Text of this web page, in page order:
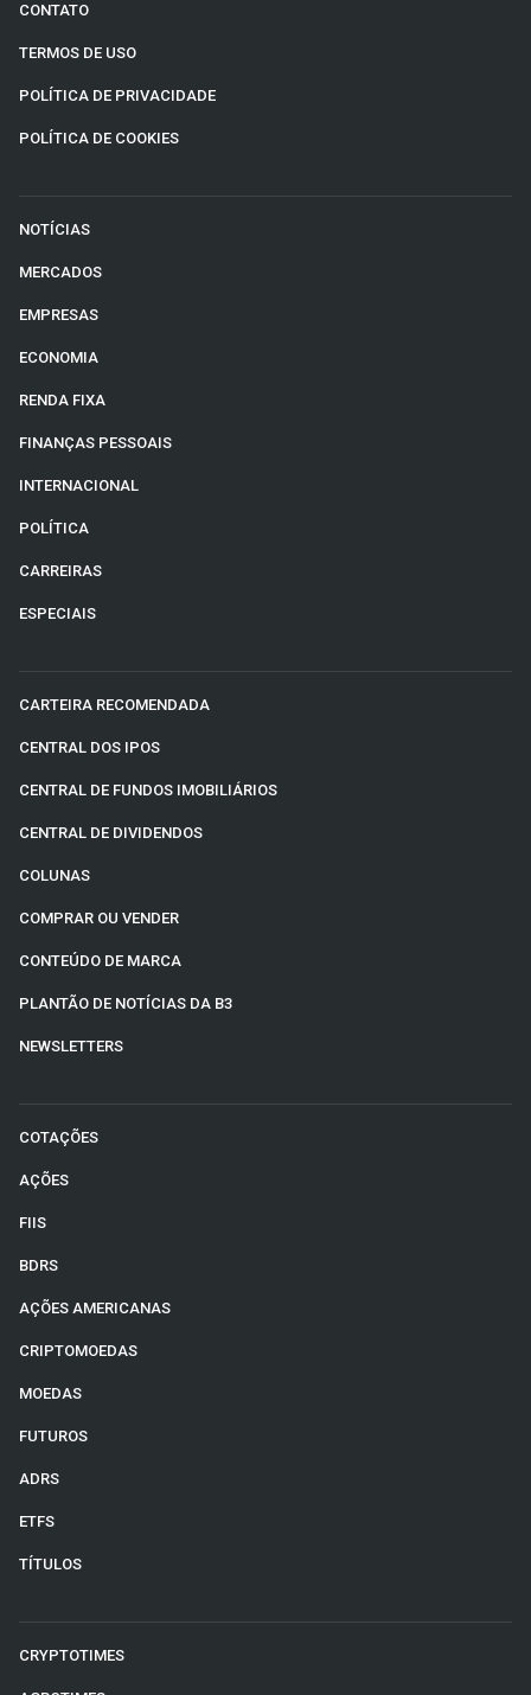
CONTATO
TERMOS DE USO
POLÍTICA DE PRIVACIDADE
POLÍTICA DE COOKIES
NOTÍCIAS
MERCADOS
EMPRESAS
ECONOMIA
RENDA FIXA
FINANÇAS PESSOAIS
INTERNACIONAL
POLÍTICA
CARREIRAS
ESPECIAIS
CARTEIRA RECOMENDADA
CENTRAL DOS IPOS
CENTRAL DE FUNDOS IMOBILIÁRIOS
CENTRAL DE DIVIDENDOS
COLUNAS
COMPRAR OU VENDER
CONTEÚDO DE MARCA
PLANTÃO DE NOTÍCIAS DA B3
NEWSLETTERS
COTAÇÕES
AÇÕES
FIIS
BDRS
AÇÕES AMERICANAS
CRIPTOMOEDAS
MOEDAS
FUTUROS
ADRS
ETFS
TÍTULOS
CRYPTOTIMES